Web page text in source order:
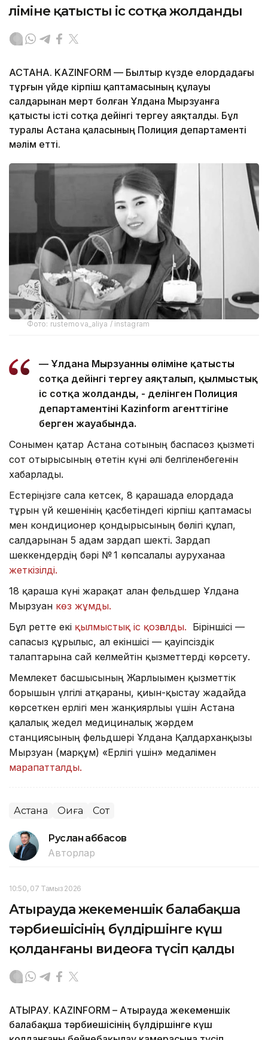
өліміне қатысты іс сотқа жолданды
АСТАНА. KAZINFORM — Былтыр күзде елордадағы
тұрғын үйде кірпіш қаптамасының құлауы
салдарынан мерт болған Ұлдана Мырзуанға
қатысты істі сотқа дейінгі тергеу аяқталды. Бұл
туралы Астана қаласының Полиция департаменті
мәлім етті.
Фото: rustemova_aliya / instagram
— Ұлдана Мырзуанның өліміне қатысты
сотқа дейінгі тергеу аяқталып, қылмыстық
іс сотқа жолданды, - делінген Полиция
департаментінің Kazinform агенттігіне
берген жауабында.
Сонымен қатар Астана сотының баспасөз қызметі
сот отырысының өтетін күні әлі белгіленбегенін
хабарлады.
Естеріңізге сала кетсек, 8 қарашада елордада
тұрғын үй кешенінің қасбетіндегі кірпіш қаптамасы
мен кондиционер қондырғысының бөлігі құлап,
салдарынан 5 адам зардап шекті. Зардап
шеккендердің бәрі № 1 көпсалалы ауруханаға
жеткізілді.
18 қараша күні жарақат алған фельдшер Ұлдана
Мырзуан көз жұмды.
Бұл ретте екі қылмыстық іс қозғалды. Біріншісі —
сапасыз құрылыс, ал екіншісі — қауіпсіздік
талаптарына сай келмейтін қызметтерді көрсету.
Мемлекет басшысының Жарлығымен қызметтік
борышын үлгілі атқарғаны, қиын-қыстау жағдайда
көрсеткен ерлігі мен жанқиярлығы үшін Астана
қалалық жедел медициналық жәрдем
станциясының фельдшері Ұлдана Қалдарханқызы
Мырзуан (марқұм) «Ерлігі үшін» медалімен
марапатталды.
Астана Оқиға Сот
Руслан Ғаббасов
Авторлар
10:50, 07 Тамыз 2026
Атырауда жекеменшік балабақша
тәрбиешісінің бүлдіршінге күш
қолданғаны видеоға түсіп қалды
АТЫРАУ. KAZINFORM – Атырауда жекеменшік
балабақша тәрбиешісінің бүлдіршінге күш